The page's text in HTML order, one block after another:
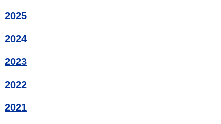
2025
2024
2023
2022
2021